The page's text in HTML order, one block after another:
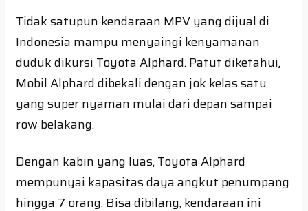
Tidak satupun kendaraan MPV yang dijual di
Indonesia mampu menyaingi kenyamanan
duduk dikursi Toyota Alphard. Patut diketahui,
Mobil Alphard dibekali dengan jok kelas satu
yang super nyaman mulai dari depan sampai
row belakang.
Dengan kabin yang luas, Toyota Alphard
mempunyai kapasitas daya angkut penumpang
hingga 7 orang. Bisa dibilang, kendaraan ini